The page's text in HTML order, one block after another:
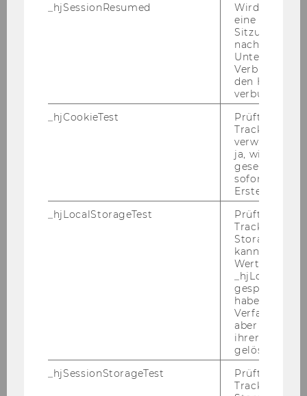
Präsentation KStG Kommentar 2009
EATLP Seminar 13.-16.2.2009
BDO Semesterclosing 21.01.2009
Vortrag Prof. Ruth Mason 12./13. 1. 2009
_hjSessionResumed
Wird gesetzt,
eine
Sitzung/
nach einer
Verbindung
den Hotjar-
verbunden
_hjCookieTest
Prüft, ob der
Tracking
verwenden
ja, wird ein
gesetzt. Wird
sofort nach
Erstellung
_hjLocalStorageTest
Prüft, ob der
Tracking
Storage
kann. Wenn
Wert 1
haben keine
Verfallszeit,
aber fast
ihrer
gelöscht.
_hjSessionStorageTest
Prüft, ob der
Tracking